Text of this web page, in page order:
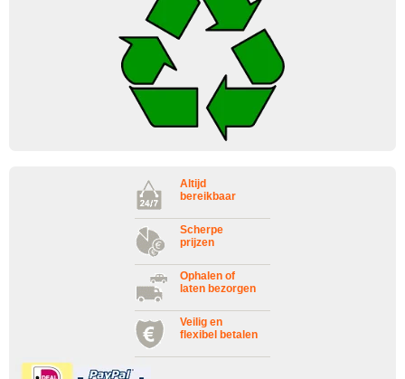
Altijd
bereikbaar
Scherpe
prijzen
Ophalen of
laten bezorgen
Veilig en
flexibel betalen